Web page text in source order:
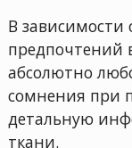
В
предпочтений
абсолютно
сомнения при
детальную
ткани.